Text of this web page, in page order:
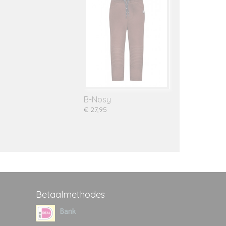
B-Nosy
€ 27,95
Betaalmethodes